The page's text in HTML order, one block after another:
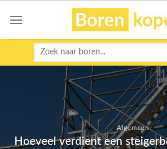
Zoeken
Algemeen
Hoeveel verdient een